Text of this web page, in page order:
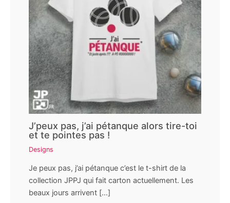
J’peux pas, j’ai pétanque alors tire-toi
et te pointes pas !
Designs
Je peux pas, j’ai pétanque c’est le t-shirt de la
collection JPPJ qui fait carton actuellement. Les
beaux jours arrivent […]